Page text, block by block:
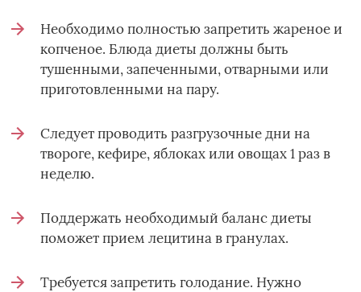
Необходимо полностью запретить жареное и
копченое. Блюда диеты должны быть
тушенными, запеченными, отварными или
приготовленными на пару.
Следует проводить разгрузочные дни на
твороге, кефире, яблоках или овощах 1 раз в
неделю.
Поддержать необходимый баланс диеты
поможет прием лецитина в гранулах.
Требуется запретить голодание. Нужно